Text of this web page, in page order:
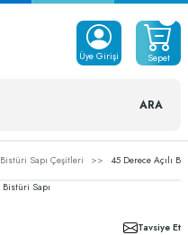
ARA
Üye Girişi Sepet
Bistüri Sapı Çeşitleri 45 Derece Açılı
Tavsiye Et